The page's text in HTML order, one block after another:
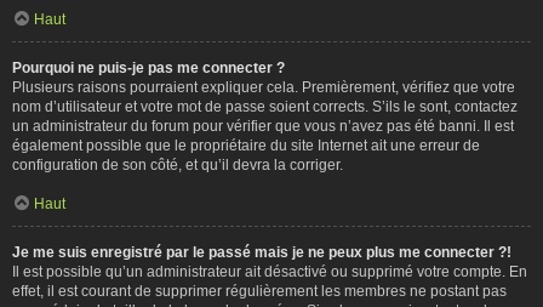
Haut
Pourquoi ne puis-je pas me connecter ?
Plusieurs raisons pourraient expliquer cela. Premièrement, vérifiez que votre
nom d’utilisateur et votre mot de passe soient corrects. S’ils le sont, contactez
un administrateur du forum pour vérifier que vous n’avez pas été banni. Il est
également possible que le propriétaire du site Internet ait une erreur de
configuration de son côté, et qu’il devra la corriger.
Haut
Je me suis enregistré par le passé mais je ne peux plus me connecter ?!
Il est possible qu’un administrateur ait désactivé ou supprimé votre compte. En
effet, il est courant de supprimer régulièrement les membres ne postant pas